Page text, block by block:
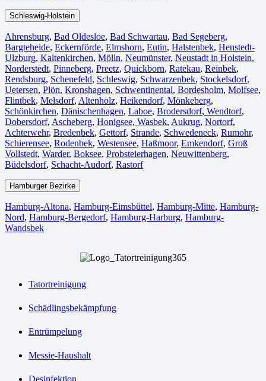
Schleswig-Holstein
Ahrensburg, Bad Oldesloe, Bad Schwartau, Bad Segeberg,
Bargteheide, Eckernförde, Elmshorn, Eutin, Halstenbek, Henstedt-
Ulzburg, Kaltenkirchen, Mölln, Neumünster, Neustadt in Holstein,
Norderstedt, Pinneberg, Preetz, Quickborn, Ratekau, Reinbek,
Rendsburg, Schenefeld, Schleswig, Schwarzenbek, Stockelsdorf,
Uetersen, Plön, Kronshagen, Schwentinental, Bordesholm, Molfsee,
Flintbek, Melsdorf, Altenholz, Heikendorf, Mönkeberg,
Schönkirchen, Dänischenhagen, Laboe, Brodersdorf, Wendtorf,
Dobersdorf, Ascheberg, Honigsee, Wasbek, Aukrug, Nortorf,
Achterwehr, Bredenbek, Gettorf, Strande, Schwedeneck, Rumohr,
Schierensee, Rodenbek, Westensee, Haßmoor, Emkendorf, Groß
Vollstedt, Warder, Boksee, Probsteierhagen, Neuwittenberg,
Büdelsdorf, Schacht-Audorf, Rastorf
Hamburger Bezirke
Hamburg-Altona, Hamburg-Eimsbüttel, Hamburg-Mitte, Hamburg-
Nord, Hamburg-Bergedorf, Hamburg-Harburg, Hamburg-
Wandsbek
Tatortreinigung
Schädlingsbekämpfung
Entrümpelung
Messie-Haushalt
Desinfektion